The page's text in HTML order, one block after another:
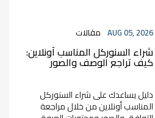
AUG 05, 2026 مقالات
شراء السنوركل المناسب أونلاين:
كيف تراجع الوصف والصور
والمواصفات قبل الطلب؟
دليل يساعدك على شراء السنوركل
المناسب أونلاين من خلال مراجعة